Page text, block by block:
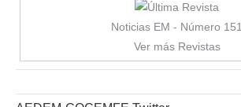
Noticias EM - Número 151
Ver más Revistas